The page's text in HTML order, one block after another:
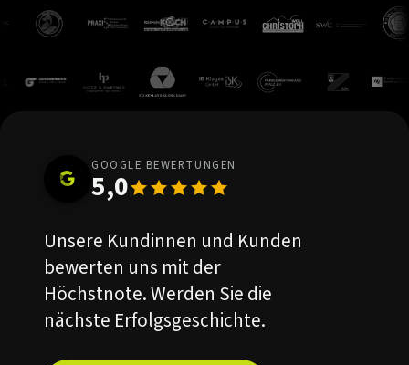
GOOGLE BEWERTUNGEN
5,0
Unsere Kundinnen und Kunden
bewerten uns mit der
Höchstnote. Werden Sie die
nächste Erfolgsgeschichte.